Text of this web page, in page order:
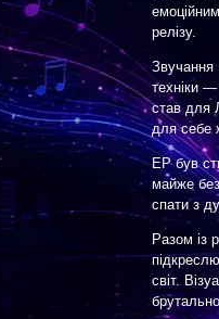
релізу.
Звучання
техніки —
став для
для себе
EP був
майже
спати з
Разом із
світ.